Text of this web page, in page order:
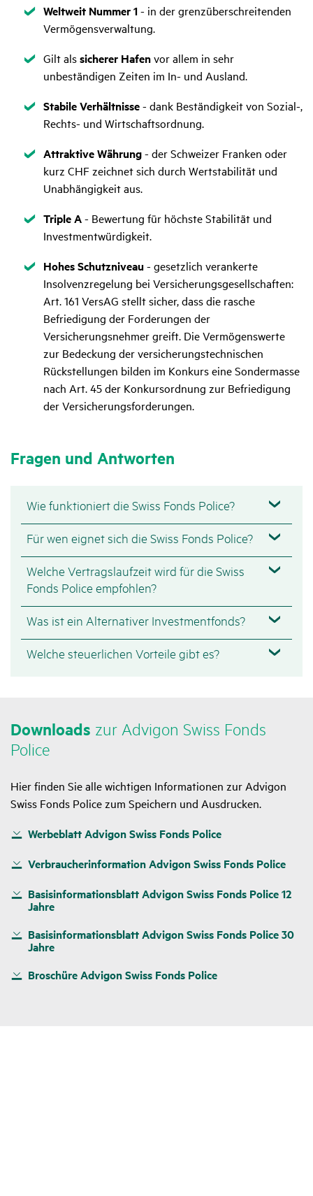
Zutreffend
Weltweit Nummer 1- in der grenzüberschreitenden
Vermögensverwaltung.
Zutreffend
Gilt alssicherer Hafenvor allem in sehr
unbeständigen Zeiten im In- und Ausland.
Zutreffend
Stabile Verhältnisse- dank Beständigkeit von Sozial-,
Rechts- und Wirtschaftsordnung.
Zutreffend
Attraktive Währung- der Schweizer Franken oder
kurz CHF zeichnet sich durch Wertstabilität und
Unabhängigkeit aus.
Zutreffend
Triple A- Bewertung für höchste Stabilität und
Investmentwürdigkeit.
Zutreffend
Hohes Schutzniveau- gesetzlich verankerte
Insolvenzregelung bei Versicherungsgesellschaften:
Art. 161 VersAG stellt sicher, dass die rasche
Befriedigung der Forderungen der
Versicherungsnehmer greift. Die Vermögenswerte
zur Bedeckung der versicherungstechnischen
Rückstellungen bilden im Konkurs eine Sondermasse
nach Art. 45 der Konkursordnung zur Befriedigung
der Versicherungsforderungen.
Fragen und Antworten
Wie funktioniert die Swiss Fonds Police?
Für wen eignet sich die Swiss Fonds Police?
Welche Vertragslaufzeit wird für die Swiss
Fonds Police empfohlen?
Was ist ein Alternativer Investmentfonds?
Welche steuerlichen Vorteile gibt es?
Down­loads zur Advigon Swiss Fonds
Police
Hier finden Sie alle wichtigen Informationen zur Advigon
Swiss Fonds Police zum Speichern und Ausdrucken.
Werbeblatt Advigon Swiss Fonds Police
Verbraucherinformation Advigon Swiss Fonds Police
Basisinformationsblatt Advigon Swiss Fonds Police 12
Jahre
Basisinformationsblatt Advigon Swiss Fonds Police 30
Jahre
Broschüre Advigon Swiss Fonds Police